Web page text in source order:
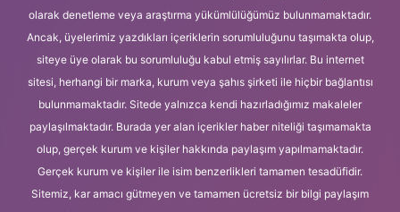
olarak denetleme veya araştırma yükümlülüğümüz bulunmamaktadır.
Ancak, üyelerimiz yazdıkları içeriklerin sorumluluğunu taşımakta olup,
siteye üye olarak bu sorumluluğu kabul etmiş sayılırlar. Bu internet
sitesi, herhangi bir marka, kurum veya şahıs şirketi ile hiçbir bağlantısı
bulunmamaktadır. Sitede yalnızca kendi hazırladığımız makaleler
paylaşılmaktadır. Burada yer alan içerikler haber niteliği taşımamakta
olup, gerçek kurum ve kişiler hakkında paylaşım yapılmamaktadır.
Gerçek kurum ve kişiler ile isim benzerlikleri tamamen tesadüfidir.
Sitemiz, kar amacı gütmeyen ve tamamen ücretsiz bir bilgi paylaşım